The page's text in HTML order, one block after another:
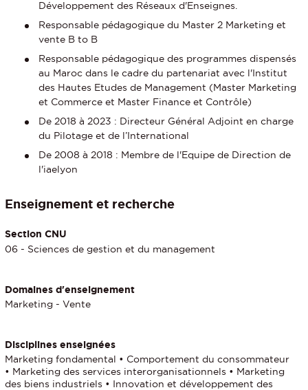
Développement des Réseaux d'Enseignes.
Responsable pédagogique du Master 2 Marketing et
vente B to B
Responsable pédagogique des programmes dispensés
au Maroc dans le cadre du partenariat avec l'Institut
des Hautes Etudes de Management (Master Marketing
et Commerce et Master Finance et Contrôle)
De 2018 à 2023 : Directeur Général Adjoint en charge
du Pilotage et de l’International
De 2008 à 2018 : Membre de l'Equipe de Direction de
l'iaelyon
Enseignement et recherche
Section CNU
06 - Sciences de gestion et du management
Domaines d'enseignement
Marketing - Vente
Disciplines enseignées
Marketing fondamental • Comportement du consommateur
• Marketing des services interorganisationnels • Marketing
des biens industriels • Innovation et développement des